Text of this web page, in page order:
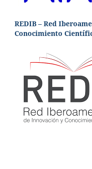
REDIB – Red
Conocimiento